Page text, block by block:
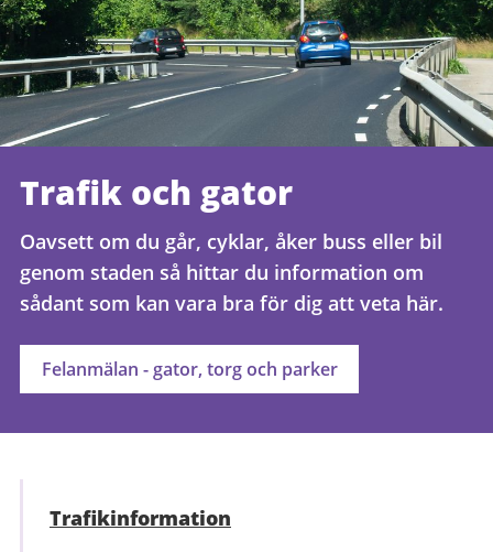
Trafik och gator
Oavsett om du går, cyklar, åker buss eller bil
genom staden så hittar du information om
sådant som kan vara bra för dig att veta här.
Felanmälan - gator, torg och parker
Trafikinformation